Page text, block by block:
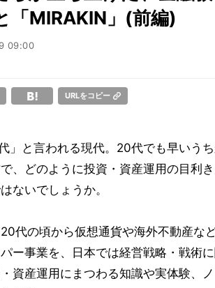
「MIRAKIN」(前編)
09:00
URLをコピー
」と言われる現代。20代でも早いう
、どのように投資・資産運用の目利
ないでしょうか。
代の頃から仮想通貨や海外不動産な
ー事業を、日本では経営戦略・戦術
資産運用にまつわる知識や実体験、